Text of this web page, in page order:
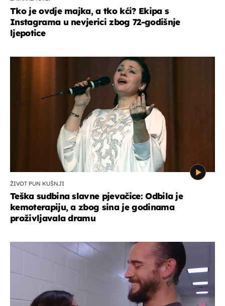
Tko je ovdje majka, a tko kći? Ekipa s
Instagrama u nevjerici zbog 72-godišnje
ljepotice
ŽIVOT PUN KUŠNJI
Teška sudbina slavne pjevačice: Odbila je
kemoterapiju, a zbog sina je godinama
proživljavala dramu